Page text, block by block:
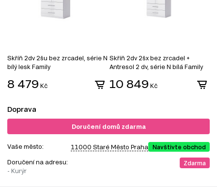
Skříň 2dv 2šu bez zrcadel, série N
bílý lesk Family
8 479 Kč
Skříň 2dv 2šx bez zrcadel +
Antresol 2 dv, série N bílá Family
10 849 Kč
Doprava
Doručení domů zdarma
Vaše město: 11000 Staré Město Praha Navštivte obchod
Doručení na adresu:
- Kurýr
Zdarma